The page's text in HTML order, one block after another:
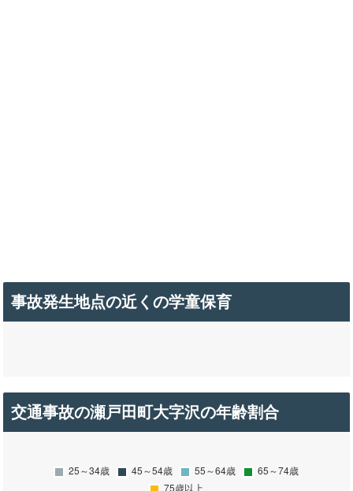
事故発生地点の近くの学童保育
交通事故の瀬戸田町大字沢の年齢割合